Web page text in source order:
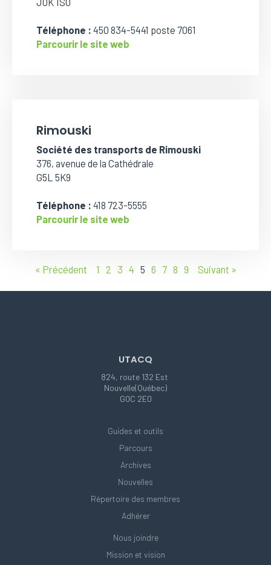
Téléphone : 450 834-5441 poste 7061
Parcourir le site web
Rimouski
Société des transports de Rimouski
376, avenue de la Cathédrale
G5L 5K9
Téléphone : 418 723-5555
Parcourir le site web
« Précédent 1 2 3 4 5 6 7 8 9 Suivant »
UTACQ
824, route 132 Est
Nouvelle(Québec)
G0C 2E0
Guides et outils
Parcours
Archives
Nouvelles
Répertoire des membres
Adhérer
Nous joindre
Mission et vision